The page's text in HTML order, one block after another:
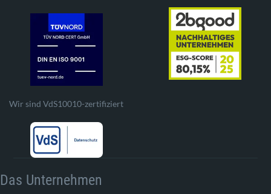
Wir sind VdS10010-zertifiziert
Das Unternehmen